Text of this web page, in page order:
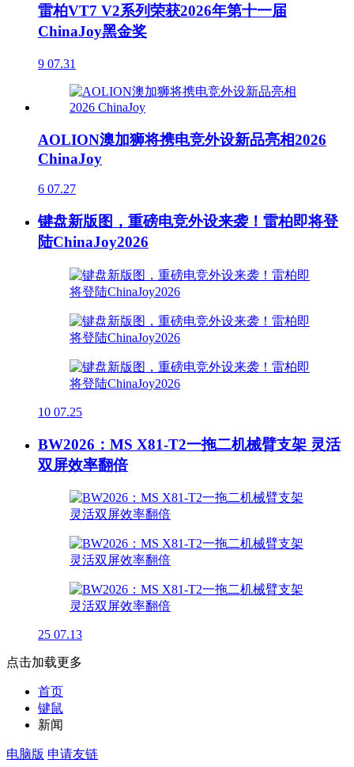
雷柏VT7 V2系列荣获2026年第十一届
ChinaJoy黑金奖
9 07.31
AOLION澳加狮将携电竞外设新品亮相2026
ChinaJoy
6 07.27
键盘新版图，重磅电竞外设来袭！雷柏即将登
陆ChinaJoy2026
10 07.25
BW2026：MS X81-T2一拖二机械臂支架 灵活
双屏效率翻倍
25 07.13
点击加载更多
首页
键鼠
新闻
电脑版 申请友链